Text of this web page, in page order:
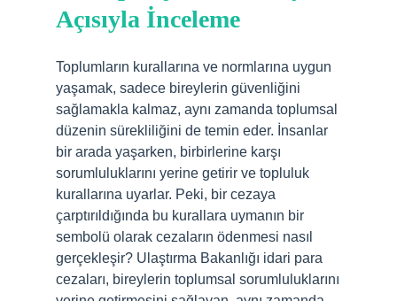
Açısıyla İnceleme
Toplumların kurallarına ve normlarına uygun
yaşamak, sadece bireylerin güvenliğini
sağlamakla kalmaz, aynı zamanda toplumsal
düzenin sürekliliğini de temin eder. İnsanlar
bir arada yaşarken, birbirlerine karşı
sorumluluklarını yerine getirir ve topluluk
kurallarına uyarlar. Peki, bir cezaya
çarptırıldığında bu kurallara uymanın bir
sembolü olarak cezaların ödenmesi nasıl
gerçekleşir? Ulaştırma Bakanlığı idari para
cezaları, bireylerin toplumsal sorumluluklarını